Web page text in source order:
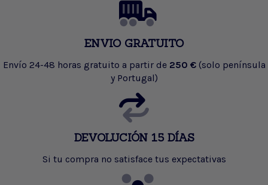
ENVIO GRATUITO
Envío 24-48 horas gratuito a partir de 250 € (solo península
y Portugal)
DEVOLUCIÓN 15 DÍAS
Si tu compra no satisface tus expectativas